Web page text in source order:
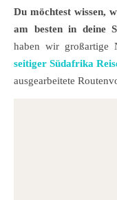
Du möchtest wissen,
am besten in deine
haben wir großartige
seitiger Südafrika
ausgearbeitete